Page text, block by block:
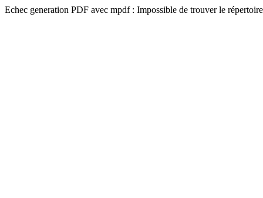
Echec generation PDF avec mpdf : Impossible de trouver le